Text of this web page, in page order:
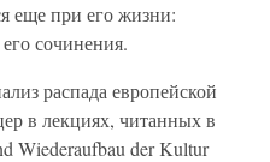
еще при его жизни:
сочинения.
распада европейской
в лекциях, читанных в
Wiederaufbau der Kultur